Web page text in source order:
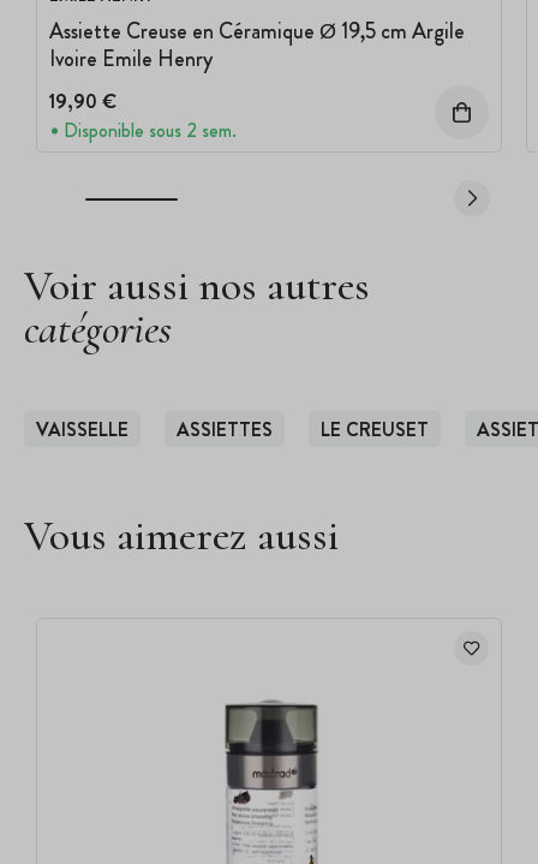
Assiette Creuse en Céramique Ø 19,5 cm Argile
Ivoire Emile Henry
19,90 €
Disponible sous 2 sem.
Voir aussi nos autres
catégories
VAISSELLE ASSIETTES LE CREUSET
Vous aimerez aussi